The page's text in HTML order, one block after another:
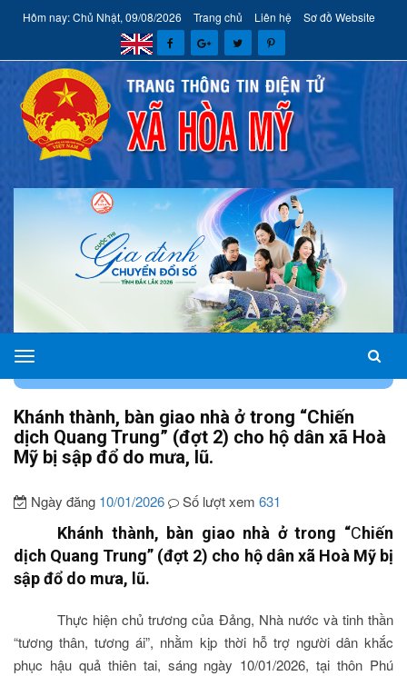
Hôm nay: Chủ Nhật, 09/08/2026 Trang chủ Liên hệ Sơ đồ Website
xã
Hòa
Mỹ
Khánh thành, bàn giao nhà ở trong “Chiến
dịch Quang Trung” (đợt 2) cho hộ dân xã Hoà
Mỹ bị sập đổ do mưa, lũ.
Ngày đăng 10/01/2026 Số lượt xem 631
Khánh thành, bàn giao nhà ở trong “Chiến
dịch Quang Trung” (đợt 2) cho hộ dân xã Hoà Mỹ bị
sập đổ do mưa, lũ.
Thực hiện chủ trương của Đảng, Nhà nước và tinh thần
“tương thân, tương ái”, nhằm kịp thời hỗ trợ người dân khắc
phục hậu quả thiên tai, sáng ngày 10/01/2026, tại thôn Phú